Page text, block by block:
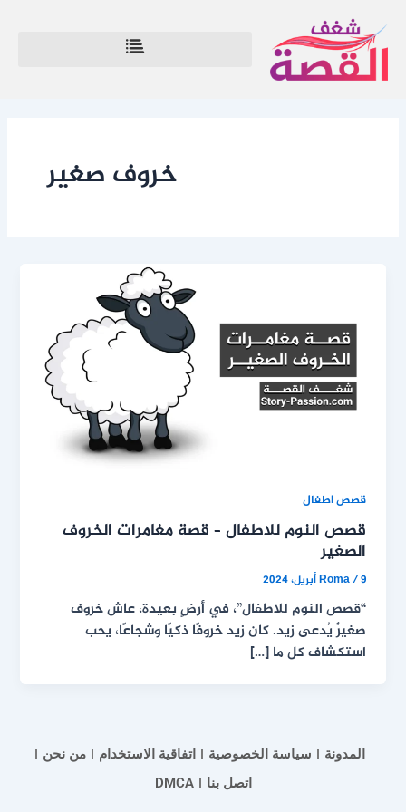
إلى
المحتوى
خروف صغير
قصص اطفال
قصص النوم للاطفال – قصة مغامرات الخروف
الصغير
Roma/9 أبريل، 2024
“قصص النوم للاطفال”، في أرضٍ بعيدة، عاش خروف
صغيرٌ يُدعى زيد. كان زيد خروفًا ذكيًا وشجاعًا، يحب
استكشاف كل ما […]
المدونة سياسة الخصوصية اتفاقية الاستخدام
من نحن
اتصل بنا
DMCA